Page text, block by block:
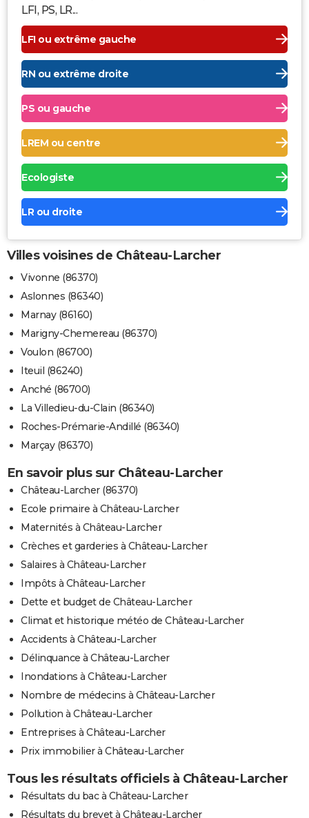
LFI, PS, LR...
LFI ou extrême gauche
RN ou extrême droite
PS ou gauche
LREM ou centre
Ecologiste
LR ou droite
Villes voisines de Château-Larcher
Vivonne (86370)
Aslonnes (86340)
Marnay (86160)
Marigny-Chemereau (86370)
Voulon (86700)
Iteuil (86240)
Anché (86700)
La Villedieu-du-Clain (86340)
Roches-Prémarie-Andillé (86340)
Marçay (86370)
En savoir plus sur Château-Larcher
Château-Larcher (86370)
Ecole primaire à Château-Larcher
Maternités à Château-Larcher
Crèches et garderies à Château-Larcher
Salaires à Château-Larcher
Impôts à Château-Larcher
Dette et budget de Château-Larcher
Climat et historique météo de Château-Larcher
Accidents à Château-Larcher
Délinquance à Château-Larcher
Inondations à Château-Larcher
Nombre de médecins à Château-Larcher
Pollution à Château-Larcher
Entreprises à Château-Larcher
Prix immobilier à Château-Larcher
Tous les résultats officiels à Château-Larcher
Résultats du bac à Château-Larcher
Résultats du brevet à Château-Larcher